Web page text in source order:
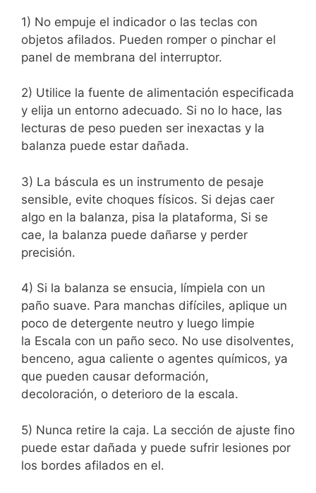
1) No empuje el indicador o las teclas con
objetos afilados. Pueden romper o pinchar el
panel de membrana del interruptor.
2) Utilice la fuente de alimentación especificada
y elija un entorno adecuado. Si no lo hace, las
lecturas de peso pueden ser inexactas y la
balanza puede estar dañada.
3) La báscula es un instrumento de pesaje
sensible, evite choques físicos. Si dejas caer
algo en la balanza, pisa la plataforma, Si se
cae, la balanza puede dañarse y perder
precisión.
4) Si la balanza se ensucia, límpiela con un
paño suave. Para manchas difíciles, aplique un
poco de detergente neutro y luego limpie
la Escala con un paño seco. No use disolventes,
benceno, agua caliente o agentes químicos, ya
que pueden causar deformación,
decoloración, o deterioro de la escala.
5) Nunca retire la caja. La sección de ajuste fino
puede estar dañada y puede sufrir lesiones por
los bordes afilados en el.